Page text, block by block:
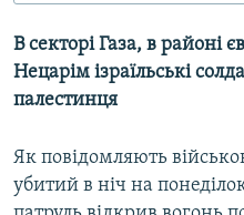
СВІТ
КИТАЙ.ВИКЛИКИ
МУЛЬТИМЕДІА
СПЕЦПРОЄКТИ
В секторі Газа, в районі
Нецарім ізраїльські
палестинця
Як повідомляють
убитий в ніч на